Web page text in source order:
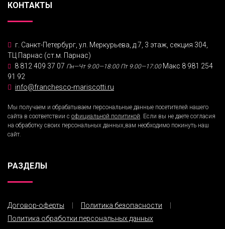
КОНТАКТЫ
г. Санкт-Петербург, ул. Меркурьева, д.7, 3 этаж, секция 304,
ТЦ Парнас (ст.м. Парнас)
8 812 409 37 07 Пн—Чт 9:00—18:00 Пт 9:00—17:00Макс 8 981 254
91 92
info@franchesco-mariscotti.ru
Мы получаем и обрабатываем персональные данные посетителей нашего
сайта в соответствии с официальной политикой. Если вы не даете согласия
на обработку своих персональных данных,вам необходимо покинуть наш
сайт.
РАЗДЕЛЫ
Договор-оферты
Политика безопасности
Политика обработки персональных данных